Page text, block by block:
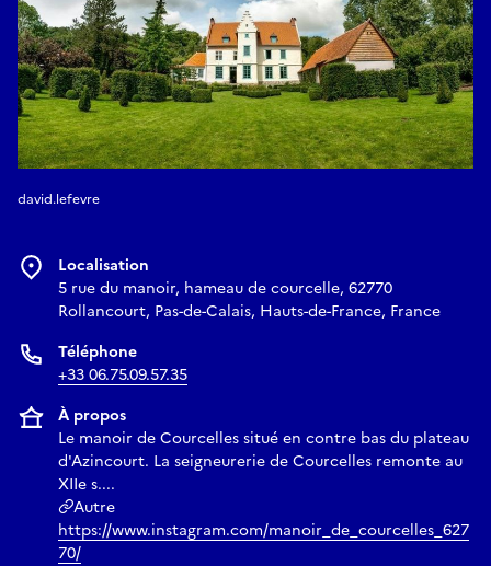
david.lefevre
Localisation
5 rue du manoir, hameau de courcelle, 62770
Rollancourt, Pas-de-Calais, Hauts-de-France, France
Téléphone
+33 06.75.09.57.35
À propos
Le manoir de Courcelles situé en contre bas du plateau
d'Azincourt. La seigneurerie de Courcelles remonte au
XIIe s....
Autre
https://www.instagram.com/manoir_de_courcelles_627
70/